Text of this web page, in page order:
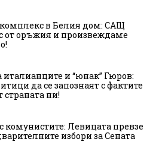
в Белия дом: САЩ
от оръжия и произвеждаме
и “юнак” Гюров:
да се запознаят с фактите
ни!
Левицата превзе
избори за Сената